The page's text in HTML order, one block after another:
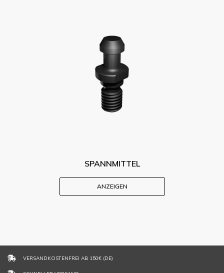
SPANNMITTEL
ANZEIGEN
VERSANDKOSTENFREI AB 150€ (DE)